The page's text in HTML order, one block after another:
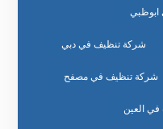
شركة تنظيف في دبي
شركة تنظيف في مصفح
العين